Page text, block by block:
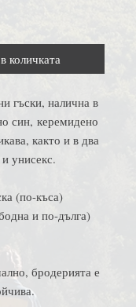
количката
гъски, налична в
син, керемидено
както и в два
унисекс.
(по-къса)
и по-дълга)
бродерията е